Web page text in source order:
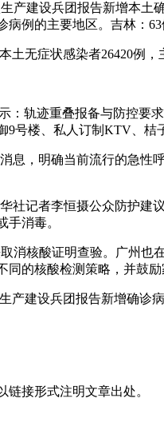
产建设兵团报告新增本
例的主要地区。吉林：
无症状感染者26420例，
：轨迹重叠报备与防控
号楼、私人订制KTV、桔
息，明确当前流行的急
社记者李恒摄公众防护
消毒。
消核酸证明查验。广州
的核酸检测策略，并鼓励
建设兵团报告新增确诊
接形式注明文章出处。